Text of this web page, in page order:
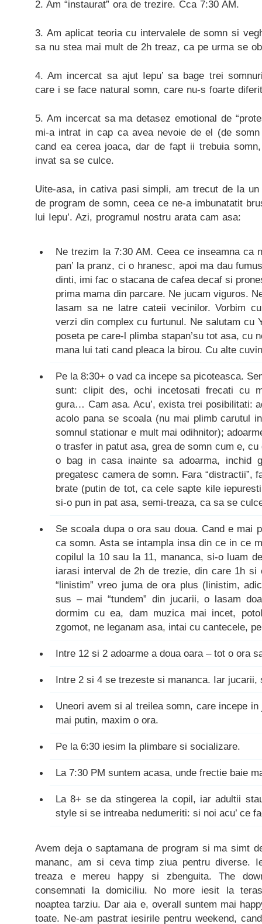
2. Am “instaurat” ora de trezire. Cca 7:30 AM.
3. Am aplicat teoria cu intervalele de somn si
sa nu stea mai mult de 2h treaz, ca pe urma se
4. Am incercat sa ajut Iepu’ sa bage trei
care i se face natural somn, care nu-s foarte
5. Am incercat sa ma detasez emotional de
mi-a intrat in cap ca avea nevoie de el (de
cand ea cerea joaca, dar de fapt ii trebuia
invat sa se culce.
Uite-asa, in cativa pasi simpli, am trecut de la
de program de somn, ceea ce ne-a imbunatatit
lui Iepu’. Azi, programul nostru arata cam asa:
Ne trezim la 7:30 AM. Ceea ce inseamna ca
pan’ la pranz, ci o hranesc, apoi ma dau
dinti, imi fac o stacana de cafea decaf si
prima mama din parcare. Ne jucam viguros.
lasam sa ne latre cateii vecinilor. Vorbim
verzi din complex cu furtunul. Ne salutam cu
poseta pe care-l plimba stapan’su tot asa, cu
mana lui tati cand pleaca la birou. Cu alte
Pe la 8:30+ o vad ca incepe sa picoteasca.
sunt: clipit des, ochi incetosati frecati cu
gura… Cam asa. Acu’, exista trei posibilitati:
acolo pana se scoala (nu mai plimb carutul
somnul stationar e mult mai odihnitor);
o trasfer in patut asa, grea de somn cum e,
o bag in casa inainte sa adoarma, inchid
pregatesc camera de somn. Fara “distractii”,
brate (putin de tot, ca cele sapte kile
si-o pun in pat asa, semi-treaza, ca sa se
Se scoala dupa o ora sau doua. Cand e mai
ca somn. Asta se intampla insa din ce in ce
copilul la 10 sau la 11, mananca, si-o luam
iarasi interval de 2h de trezie, din care 1h si
“linistim” vreo juma de ora plus (linistim,
sus – mai “tundem” din jucarii, o lasam
dormim cu ea, dam muzica mai incet,
zgomot, ne leganam asa, intai cu cantecele,
Intre 12 si 2 adoarme a doua oara – tot o ora
Intre 2 si 4 se trezeste si mananca. Iar jucarii,
Uneori avem si al treilea somn, care incepe
mai putin, maxim o ora.
Pe la 6:30 iesim la plimbare si socializare.
La 7:30 PM suntem acasa, unde frectie baie
La 8+ se da stingerea la copil, iar adultii
style si se intreaba nedumeriti: si noi acu’ ce
Avem deja o saptamana de program si ma simt
mananc, am si ceva timp ziua pentru diverse.
treaza e mereu happy si zbenguita. The
consemnati la domiciliu. No more iesit la
noaptea tarziu. Dar aia e, overall suntem mai
toate. Ne-am pastrat iesirile pentru weekend,